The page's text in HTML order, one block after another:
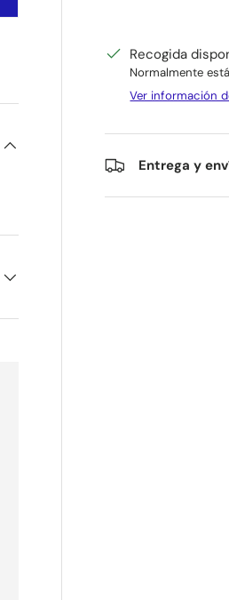
Recogida
Normalmente
Ver información
Entrega y